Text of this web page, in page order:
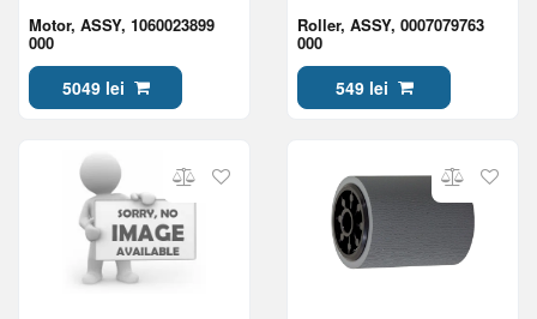
Motor, ASSY, 1060023899
000
5049 lei
Roller, ASSY, 0007079763
000
549 lei